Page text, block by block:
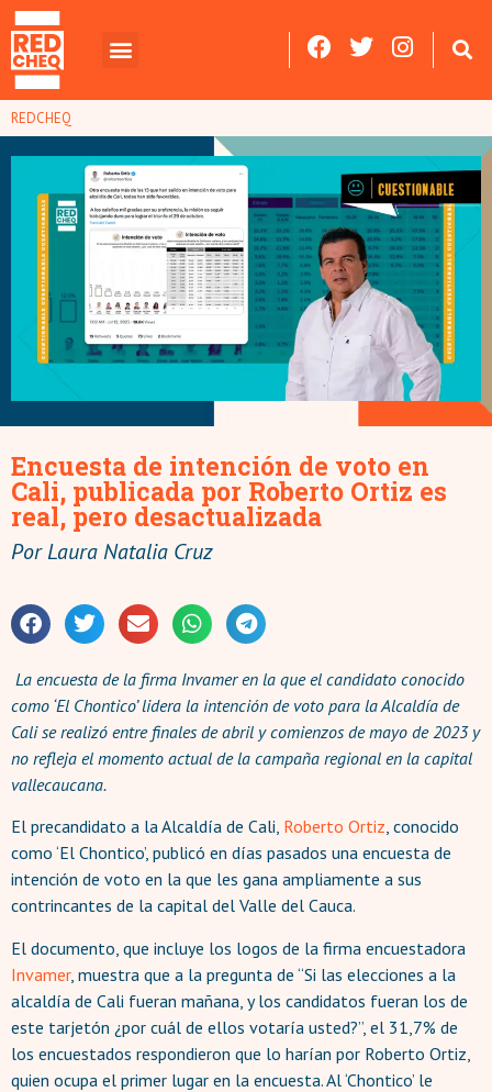
REDCHEQ
Encuesta de intención de voto en
Cali, publicada por Roberto Ortiz es
real, pero desactualizada
PorLaura Natalia Cruz
La encuesta de la firma Invamer en la que el candidato conocido
como ‘El Chontico’ lidera la intención de voto para la Alcaldía de
Cali se realizó entre finales de abril y comienzos de mayo de 2023 y
no refleja el momento actual de la campaña regional en la capital
vallecaucana.
El precandidato a la Alcaldía de Cali, Roberto Ortiz, conocido
como ‘El Chontico’, publicó en días pasados una encuesta de
intención de voto en la que les gana ampliamente a sus
contrincantes de la capital del Valle del Cauca.
El documento, que incluye los logos de la firma encuestadora
Invamer, muestra que a la pregunta de “Si las elecciones a la
alcaldía de Cali fueran mañana, y los candidatos fueran los de
este tarjetón ¿por cuál de ellos votaría usted?”, el 31,7% de
los encuestados respondieron que lo harían por Roberto Ortiz,
quien ocupa el primer lugar en la encuesta. Al ‘Chontico’ le